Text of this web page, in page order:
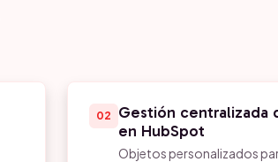
02
Gestión centralizada
en HubSpot
Objetos personalizados